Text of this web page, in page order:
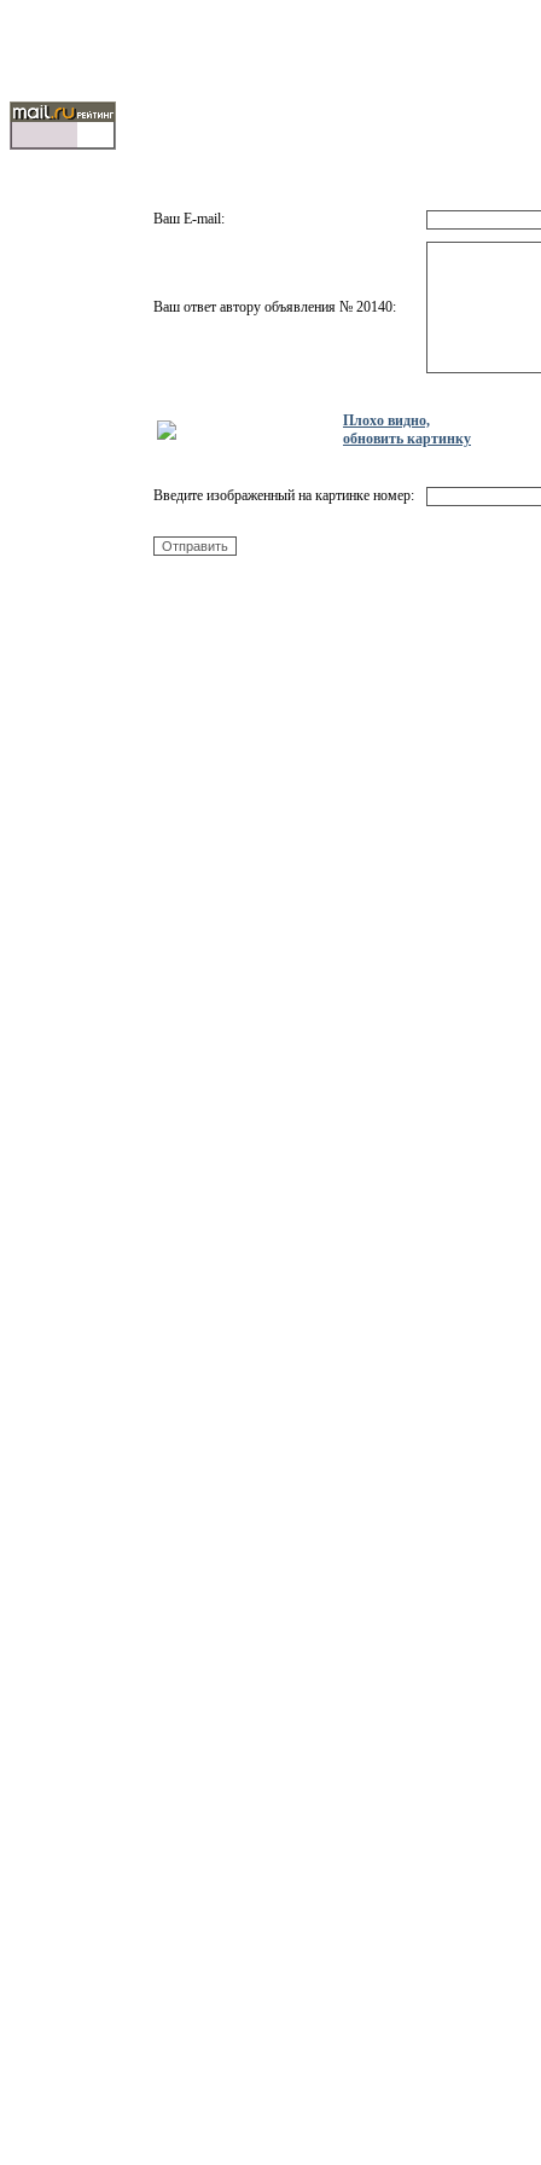
Ваш E-mail:
Ваш ответ автору объявления № 20140:
Плохо видно,
обновить картинку
Введите изображенный на картинке номер: